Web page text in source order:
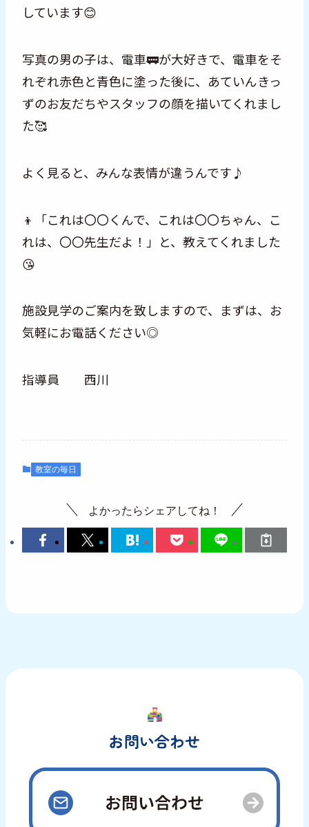
しています😊
写真の男の子は、電車🚃が大好きで、電車をそ
れぞれ赤色と青色に塗った後に、あていんきっ
ずのお友だちやスタッフの顔を描いてくれまし
た🥰
よく見ると、みんな表情が違うんです♪
👦「これは〇〇くんで、これは〇〇ちゃん、こ
れは、〇〇先生だよ！」と、教えてくれました
😘
施設見学のご案内を致しますので、まずは、お
気軽にお電話ください◎
指導員 西川
教室の毎日
よかったらシェアしてね！
お問い合わせ